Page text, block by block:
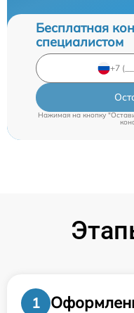
Бесплатная
специалистом
Нажимая на кнопку
1